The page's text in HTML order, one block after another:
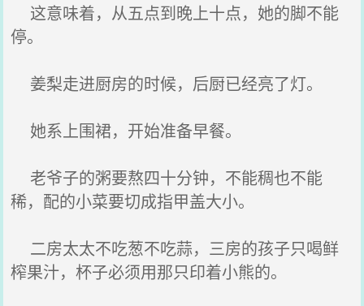
这意味着，从五点到晚上十点，她的脚不能
停。
姜梨走进厨房的时候，后厨已经亮了灯。
她系上围裙，开始准备早餐。
老爷子的粥要熬四十分钟，不能稠也不能
稀，配的小菜要切成指甲盖大小。
二房太太不吃葱不吃蒜，三房的孩子只喝鲜
榨果汁，杯子必须用那只印着小熊的。